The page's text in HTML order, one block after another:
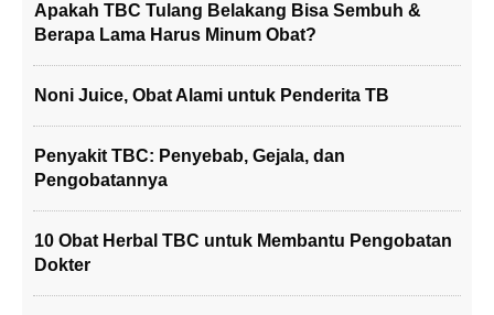
Apakah TBC Tulang Belakang Bisa Sembuh &
Berapa Lama Harus Minum Obat?
Noni Juice, Obat Alami untuk Penderita TB
Penyakit TBC: Penyebab, Gejala, dan
Pengobatannya
10 Obat Herbal TBC untuk Membantu Pengobatan
Dokter